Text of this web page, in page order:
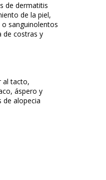
de dermatitis
de la piel,
sanguinolentos
de costras y
al tacto,
áspero y
de alopecia